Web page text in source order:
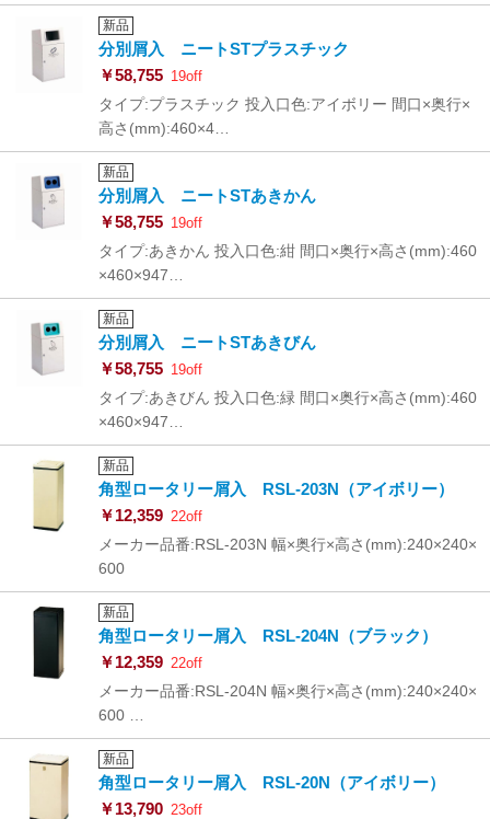
新品
分別屑入 ニートSTプラスチック
￥58,755 19off
タイプ:プラスチック 投入口色:アイボリー 間口×奥行×
高さ(mm):460×4…
新品
分別屑入 ニートSTあきかん
￥58,755 19off
タイプ:あきかん 投入口色:紺 間口×奥行×高さ(mm):460
×460×947…
新品
分別屑入 ニートSTあきびん
￥58,755 19off
タイプ:あきびん 投入口色:緑 間口×奥行×高さ(mm):460
×460×947…
新品
角型ロータリー屑入 RSL-203N（アイボリー）
￥12,359 22off
メーカー品番:RSL-203N 幅×奥行×高さ(mm):240×240×
600
新品
角型ロータリー屑入 RSL-204N（ブラック）
￥12,359 22off
メーカー品番:RSL-204N 幅×奥行×高さ(mm):240×240×
600 …
新品
角型ロータリー屑入 RSL-20N（アイボリー）
￥13,790 23off